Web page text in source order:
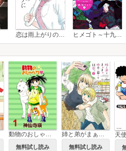
恋は雨上がりのように ヒメゴト～十九歳の制服～
動物のおしゃべり 【連載版】
無料試し読み
姉と弟がまぁまぁ仲良く暮らす日常。
無料試し読み
天